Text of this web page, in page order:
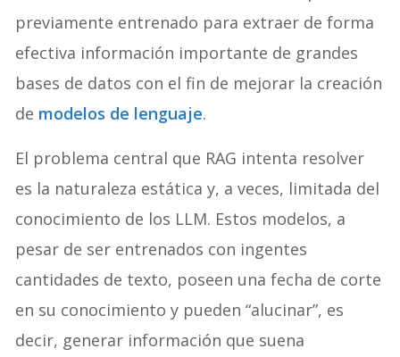
previamente entrenado para extraer de forma
efectiva información importante de grandes
bases de datos con el fin de mejorar la creación
de modelos de lenguaje.
El problema central que RAG intenta resolver
es la naturaleza estática y, a veces, limitada del
conocimiento de los LLM. Estos modelos, a
pesar de ser entrenados con ingentes
cantidades de texto, poseen una fecha de corte
en su conocimiento y pueden “alucinar”, es
decir, generar información que suena